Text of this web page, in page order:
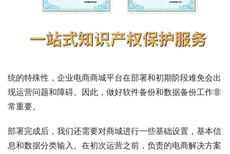
统的特殊性，企业电商商城平台在部署和初期阶段难免会出
现运营问题和障碍。因此，做好软件备份和数据备份工作非
常重要。
部署完成后，我们还需要对商城进行一些基础设置，基本信
息和数据分类输入。在初次运营之前，负责的电商解决方案